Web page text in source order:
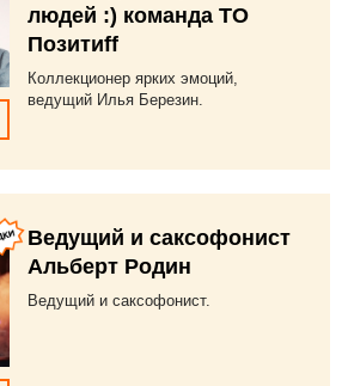
людей :) команда ТО
Позитиff
Коллекционер ярких эмоций,
ведущий Илья Березин.
Ведущий и саксофонист
Альберт Родин
Ведущий и саксофонист.